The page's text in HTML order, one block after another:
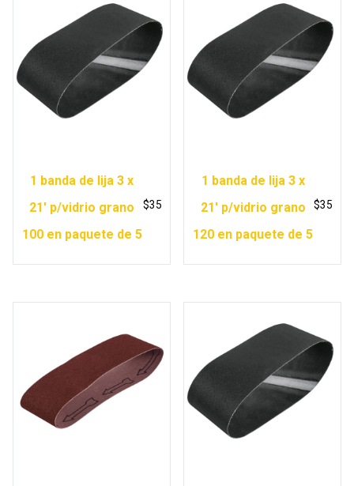
1 banda de lija 3 x
21′ p/vidrio grano
100 en paquete de 5
$35
1 banda de lija 3 x
21′ p/vidrio grano
120 en paquete de 5
$35